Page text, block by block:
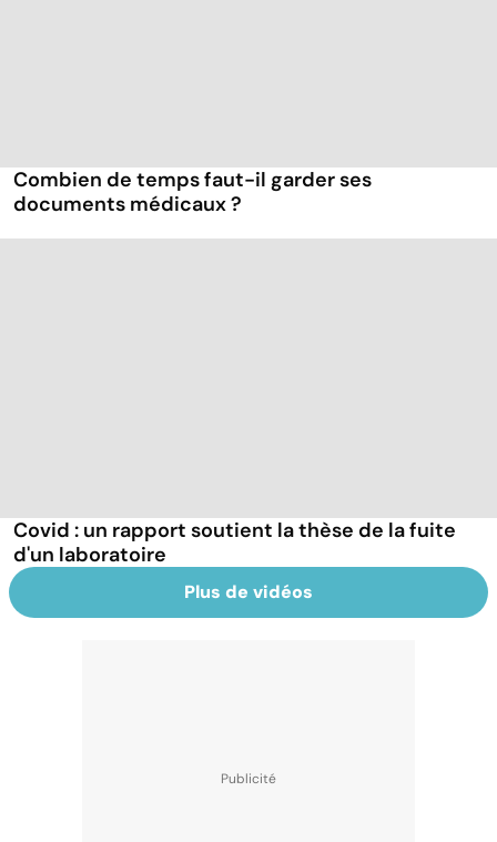
Combien de temps faut-il garder ses
documents médicaux ?
Covid : un rapport soutient la thèse de la fuite
d'un laboratoire
Plus de vidéos